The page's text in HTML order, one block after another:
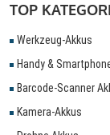
TOP
Werkzeug-Akkus
Handy &
Barcode-Scanner
Kamera-Akkus